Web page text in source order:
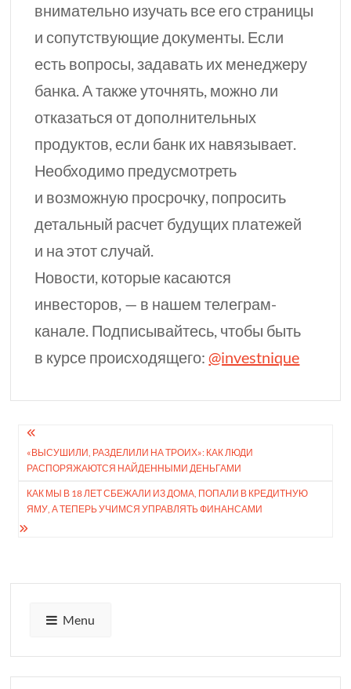
внимательно изучать все его страницы
и сопутствующие документы. Если
есть вопросы, задавать их менеджеру
банка. А также уточнять, можно ли
отказаться от дополнительных
продуктов, если банк их навязывает.
Необходимо предусмотреть
и возможную просрочку, попросить
детальный расчет будущих платежей
и на этот случай.
Новости, которые касаются
инвесторов, — в нашем телеграм-
канале. Подписывайтесь, чтобы быть
в курсе происходящего:@investnique
Навигация
по
записям
«ВЫСУШИЛИ, РАЗДЕ­ЛИЛИ НА ТРОИХ»: КАК ЛЮДИ
РАСПОРЯЖАЮТСЯ НАЙДЕННЫМИ ДЕНЬ­ГАМИ
КАК МЫ В 18 ЛЕТ СБЕЖАЛИ ИЗ ДОМА, ПОПАЛИ В КРЕДИТНУЮ
ЯМУ, А ТЕПЕРЬ УЧИМСЯ УПРАВЛЯТЬ ФИНАНСАМИ
Menu